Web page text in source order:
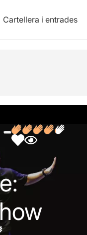
Cartellera i entrades
Fotos i vídeos